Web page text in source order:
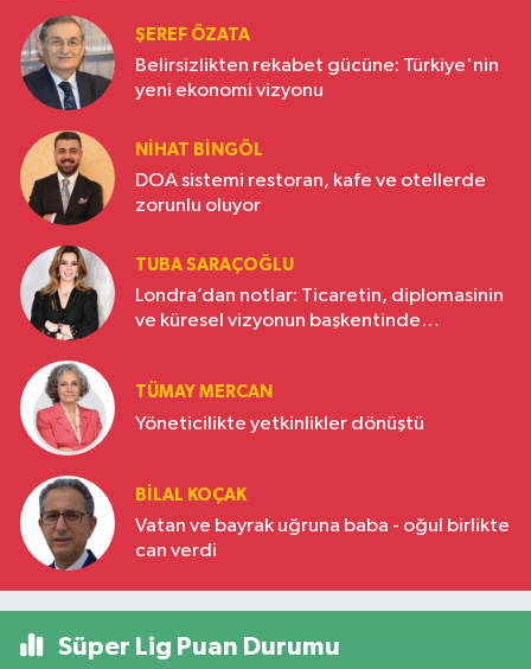
ŞEREF ÖZATA
Belirsizlikten rekabet gücüne: Türkiye'nin
yeni ekonomi vizyonu
NIHAT BINGÖL
DOA sistemi restoran, kafe ve otellerde
zorunlu oluyor
TUBA SARAÇOĞLU
Londra’dan notlar: Ticaretin, diplomasinin
ve küresel vizyonun başkentinde
TÜMAY MERCAN
Yöneticilikte yetkinlikler dönüştü
BILAL KOÇAK
Vatan ve bayrak uğruna baba - oğul birlikte
can verdi
Süper Lig Puan Durumu